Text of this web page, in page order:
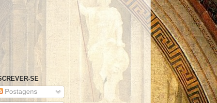
SE
Postagens